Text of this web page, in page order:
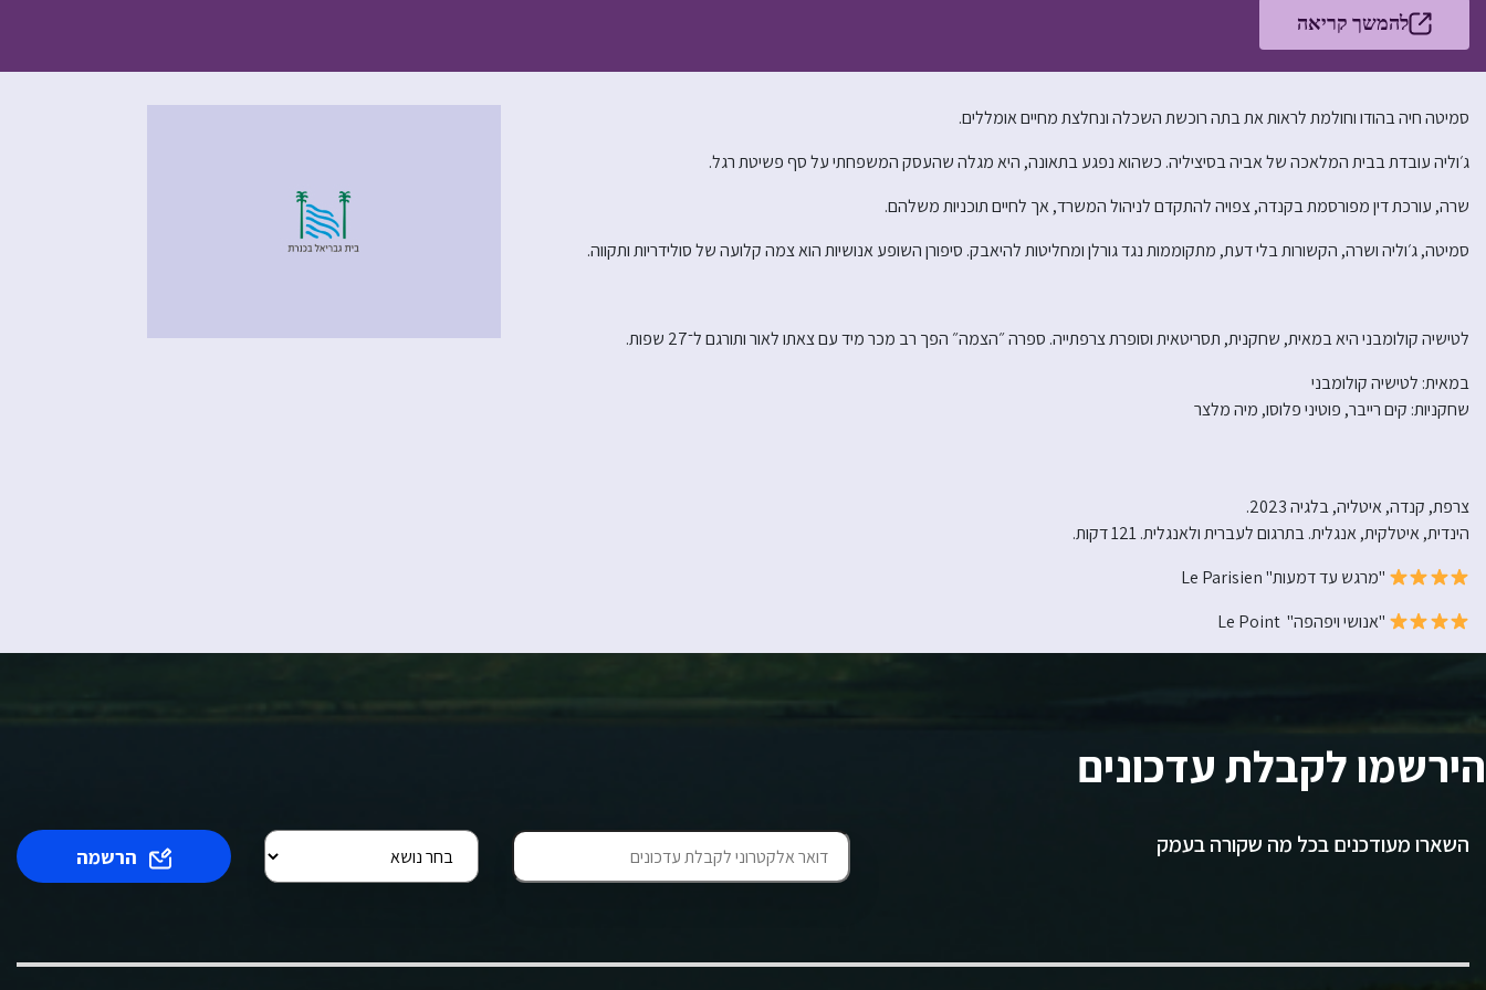
להמשך קריאה
סמיטה חיה בהודו וחולמת לראות את בתה רוכשת השכלה ונחלצת מחיים אומללים.
ג׳וליה עובדת בבית המלאכה של אביה בסיציליה. כשהוא נפגע בתאונה, היא מגלה שהעסק המשפחתי על סף פשיטת רגל.
שרה, עורכת דין מפורסמת בקנדה, צפויה להתקדם לניהול המשרד, אך לחיים תוכניות משלהם.
סמיטה, ג׳וליה ושרה, הקשורות בלי דעת, מתקוממות נגד גורלן ומחליטות להיאבק. סיפורן השופע אנושיות הוא צמה קלועה של סולידריות ותקווה.
לטישיה קולומבני היא במאית, שחקנית, תסריטאית וסופרת צרפתייה. ספרה ״הצמה״ הפך רב מכר מיד עם צאתו לאור ותורגם ל־27 שפות.
במאית: לטישיה קולומבני
שחקניות: קים רייבר, פוטיני פלוסו, מיה מלצר
צרפת, קנדה, איטליה, בלגיה 2023.
הינדית, איטלקית, אנגלית. בתרגום לעברית ולאנגלית. 121 דקות.
"מרגש עד דמעות" Le Parisien
"אנושי ויפהפה" Le Point
הירשמו לקבלת עדכונים
השארו מעודכנים בכל מה שקורה בעמק הרשמה